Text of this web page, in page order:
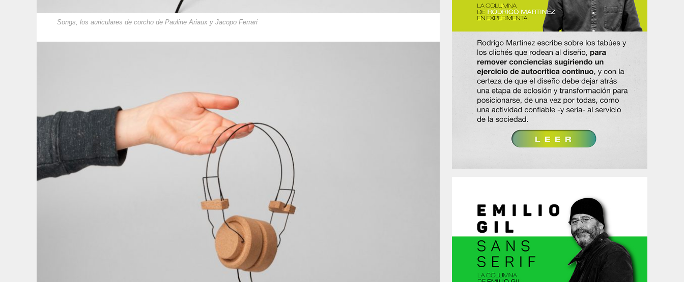
Songs, los auriculares de corcho de Pauline Ariaux y Jacopo Ferrari